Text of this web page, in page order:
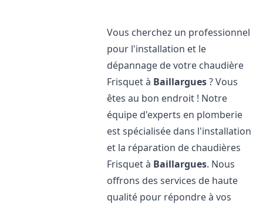
Vous cherchez un professionnel
pour l'installation et le
dépannage de votre chaudière
Frisquet à Baillargues? Vous
êtes au bon endroit ! Notre
équipe d'experts en plomberie
est spécialisée dans l'installation
et la réparation de chaudières
Frisquet à Baillargues. Nous
offrons des services de haute
qualité pour répondre à vos